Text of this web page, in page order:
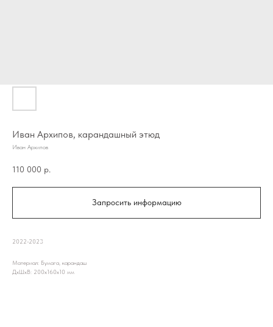
Иван Архипов, карандашный этюд
Иван Архипов
110 000 р.
Запросить информацию
2022-2023
Материал: Бумага, карандаш
ДxШxВ: 200x160x10 мм